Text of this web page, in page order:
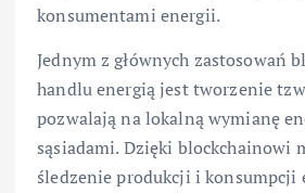
konsumentami energii.
Jednym z głównych zastosowań
handlu energią jest tworzenie
pozwalają na lokalną wymianę
sąsiadami. Dzięki blockchainowi
śledzenie produkcji i konsumpcji